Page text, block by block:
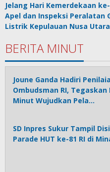
Jelang Hari Kemerdekaan
Apel dan Inspeksi Peralatan
Listrik Kepulauan Nusa Utara
BERITA MINUT
Joune Ganda Hadiri
Ombudsman RI,
Minut Wujudkan Pela…
SD Inpres Sukur Tampil
Parade HUT ke-81 RI di